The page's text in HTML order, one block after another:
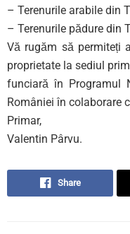
– Terenurile arabile din
– Terenurile pădure din
Vă rugăm să permiteți
proprietate la sediul
funciară în Programul
României în colaborare
Primar,
Valentin Pârvu.
Share